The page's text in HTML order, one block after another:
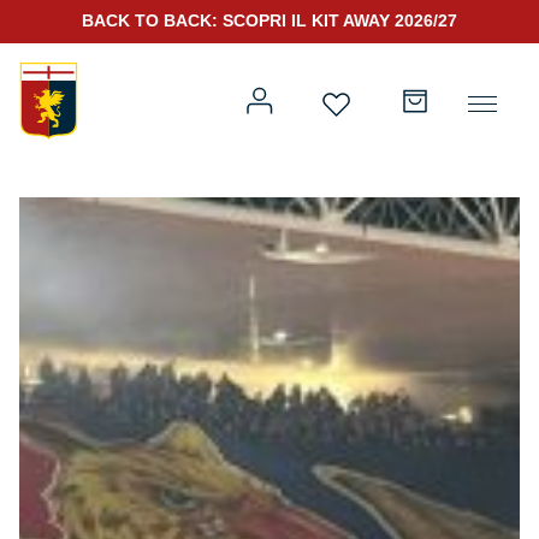
Prima squadra
Genoa for Special
Training
Rappresentanza
Kit Gara 25/26
BACK TO BACK: SCOPRI IL KIT AWAY 2026/27